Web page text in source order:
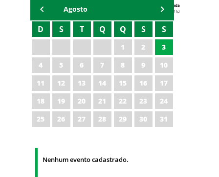
Agenda
Universitária
Agosto
D S T Q Q S S
1 2
3
4
5 6 7 8 9
10
11
12 13 14 15 16
17
18
19 20 21 22 23
24
25
26 27 28 29 30 31
Nenhum evento cadastrado.